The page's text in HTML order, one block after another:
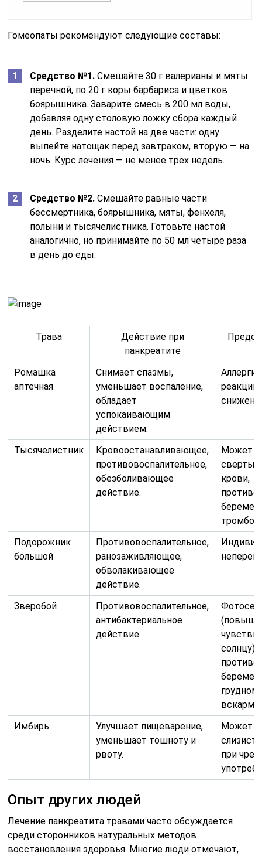
Гомеопаты рекомендуют следующие составы:
Средство №1. Смешайте 30 г валерианы и мяты
перечной, по 20 г коры барбариса и цветков
боярышника. Заварите смесь в 200 мл воды,
добавляя одну столовую ложку сбора каждый
день. Разделите настой на две части: одну
выпейте натощак перед завтраком, вторую — на
ночь. Курс лечения — не менее трех недель.
Средство №2. Смешайте равные части
бессмертника, боярышника, мяты, фенхеля,
полыни и тысячелистника. Готовьте настой
аналогично, но принимайте по 50 мл четыре раза
в день до еды.
Трава
Действие при
панкреатите
Ромашка
аптечная
Снимает спазмы,
уменьшает воспаление,
обладает
успокаивающим
действием.
Тысячелистник
Кровоостанавливающее,
противовоспалительное,
обезболивающее
действие.
Может
крови,
Подорожник
большой
Противовоспалительное,
ранозаживляющее,
обволакивающее
действие.
Зверобой
Противовоспалительное,
антибактериальное
действие.
солнцу),
грудном
Имбирь
Улучшает пищеварение,
уменьшает тошноту и
рвоту.
Может
при
Опыт других людей
Лечение панкреатита травами часто обсуждается
среди сторонников натуральных методов
восстановления здоровья. Многие люди отмечают,